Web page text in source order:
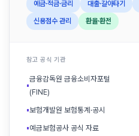
예금·적금·금리 대출·갈아타기
신용점수 관리 환율·환전
참고 공식 기관
▪
금융감독원 금융소비자포털
(FINE)
▪보험개발원 보험통계·공시
▪예금보험공사 공식 자료